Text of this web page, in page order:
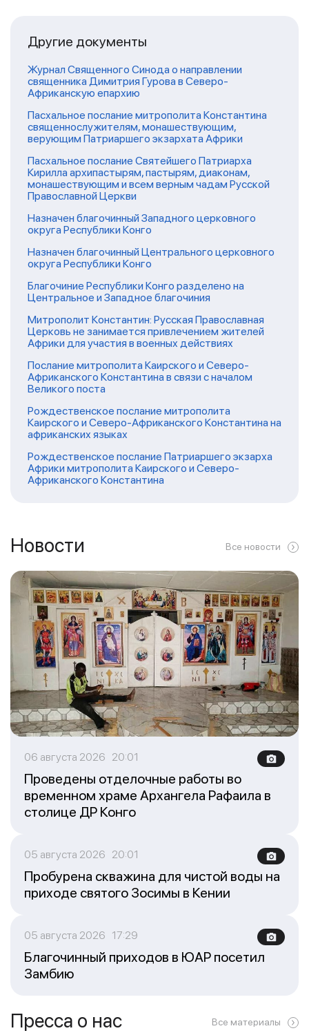
Другие документы
Журнал Священного Синода о направлении
священника Димитрия Гурова в Северо-
Африканскую епархию
Пасхальное послание митрополита Константина
священнослужителям, монашествующим,
верующим Патриаршего экзархата Африки
Пасхальное послание Святейшего Патриарха
Кирилла архипастырям, пастырям, диаконам,
монашествующим и всем верным чадам Русской
Православной Церкви
Назначен благочинный Западного церковного
округа Республики Конго
Назначен благочинный Центрального церковного
округа Республики Конго
Благочиние Республики Конго разделено на
Центральное и Западное благочиния
Митрополит Константин: Русская Православная
Церковь не занимается привлечением жителей
Африки для участия в военных действиях
Послание митрополита Каирского и Северо-
Африканского Константина в связи с началом
Великого поста
Рождественское послание митрополита
Каирского и Северо-Африканского Константина на
африканских языках
Рождественское послание Патриаршего экзарха
Африки митрополита Каирского и Северо-
Африканского Константина
Новости Все новости
06 августа 2026 20:01
Проведены отделочные работы во
временном храме Архангела Рафаила в
столице ДР Конго
05 августа 2026 20:01
Пробурена скважина для чистой воды на
приходе святого Зосимы в Кении
05 августа 2026 17:29
Благочинный приходов в ЮАР посетил
Замбию
Пресса о нас Все материалы